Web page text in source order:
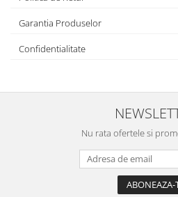
Garantia Produselor
Confidentialitate
Nu rata ofertele si